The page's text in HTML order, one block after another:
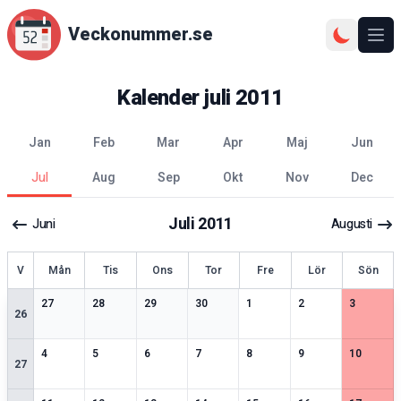
Veckonummer.se
Kalenderjuli 2011
jan feb mar apr maj
jun
jul
aug sep okt nov dec
Juni Juli2011 Augusti
Vecka Mån Tis Ons Tor Fre Lör Sön
26
27
2speciella datum
28
1speciella datum
29
2speciella datum
30
2speciella datum
12 speciella datum
2
2speciella datum
3
1
27
4
2speciella datum
5
2speciella datum
6
2speciella datum
7
1speciella datum
8
1speciella datum
9
2speciella datum
10
2